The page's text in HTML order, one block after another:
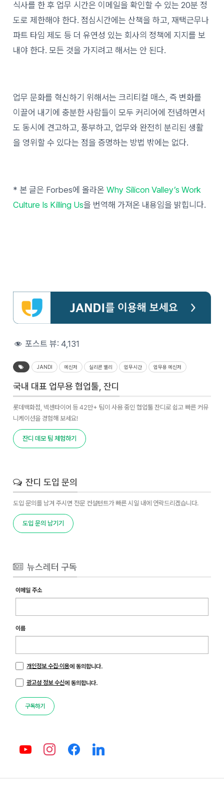
식사를 한 후 업무 시간은 이메일을 확인할 수 있는 20분 정
도로 제한해야 한다. 점심시간에는 산책을 하고, 재택근무나
파트 타임 제도 등 더 유연성 있는 회사의 정책에 지지를 보
내야 한다. 모든 것을 가지려고 해서는 안 된다.
업무 문화를 혁신하기 위해서는 크리티컬 매스, 즉 변화를
이끌어 내기에 충분한 사람들이 모두 커리어에 전념하면서
도 동시에 견고하고, 풍부하고, 업무와 완전히 분리된 생활
을 영위할 수 있다는 점을 증명하는 방법 밖에는 없다.
* 본 글은 Forbes에 올라온Why Silicon Valley’s Work
Culture Is Killing Us을 번역해 가져온 내용임을 밝힙니다.
포스트 뷰:4,131
JANDI 메신저 실리콘 밸리 업무시간 업무용 메신저
국내 대표 업무용 협업툴, 잔디
롯데백화점, 넥센타이어 등 42만+ 팀이 사용 중인 협업툴 잔디로 쉽고 빠른 커뮤
니케이션을 경험해 보세요!
잔디 데모 팀 체험하기
잔디 도입 문의
도입 문의를 남겨 주시면 전문 컨설턴트가 빠른 시일 내에 연락드리겠습니다.
도입 문의 남기기
뉴스레터 구독
이메일 주소
이름
개인정보 수집·이용에 동의합니다.
광고성 정보 수신에 동의합니다.
구독하기